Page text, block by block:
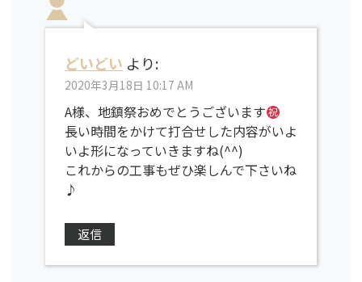
どいどい より:
2020年3月18日 10:17 AM
A様、地鎮祭おめでとうございます
長い時間をかけて打合せした内容がいよ
いよ形になっていきますね(^^)
これからの工事もぜひ楽しんで下さいね
♪
返信